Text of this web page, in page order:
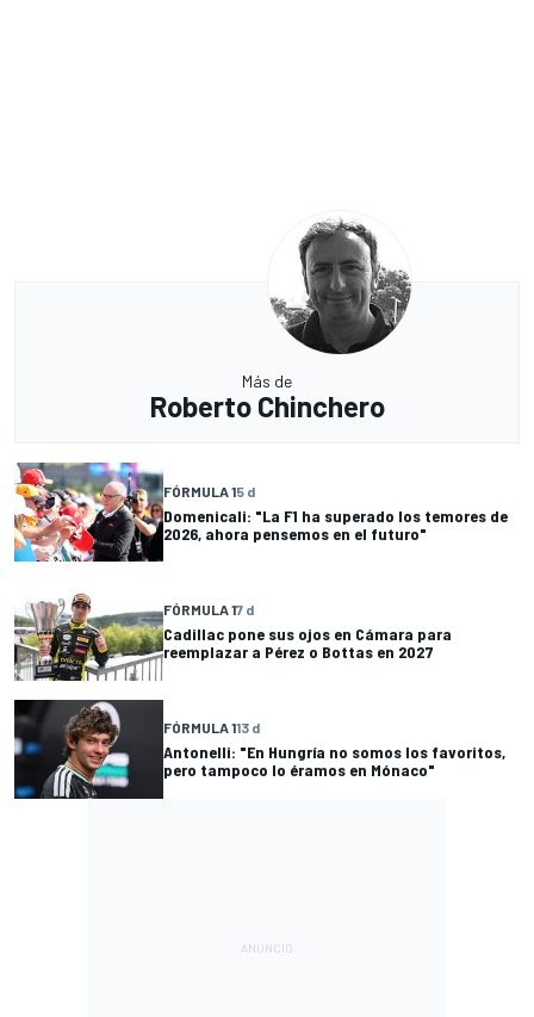
Más de
Roberto Chinchero
FÓRMULA 15 d
Domenicali: "La F1 ha superado los temores de
2026, ahora pensemos en el futuro"
FÓRMULA 17 d
Cadillac pone sus ojos en Cámara para
reemplazar a Pérez o Bottas en 2027
FÓRMULA 113 d
Antonelli: "En Hungría no somos los favoritos,
pero tampoco lo éramos en Mónaco"